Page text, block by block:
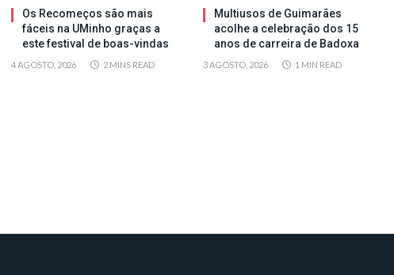
Os Recomeços são mais
fáceis na UMinho graças a
este festival de boas-vindas
4 AGOSTO, 2026 2 MINS READ
Multiusos de Guimarães
acolhe a celebração dos 15
anos de carreira de Badoxa
3 AGOSTO, 2026 1 MIN READ